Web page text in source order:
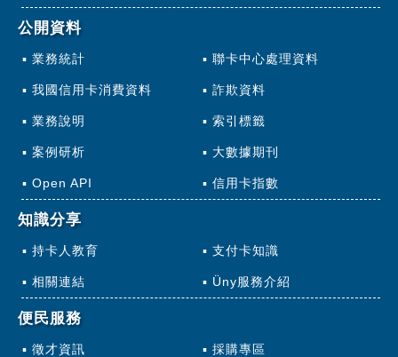
公開資料
業務統計 聯卡中心處理資料
我國信用卡消費資料 詐欺資料
業務說明 索引標籤
案例研析 大數據期刊
Open API 信用卡指數
知識分享
持卡人教育 支付卡知識
相關連結 Üny服務介紹
便民服務
徵才資訊 採購專區